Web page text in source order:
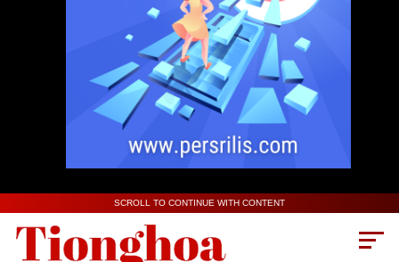
SCROLL TO CONTINUE WITH CONTENT